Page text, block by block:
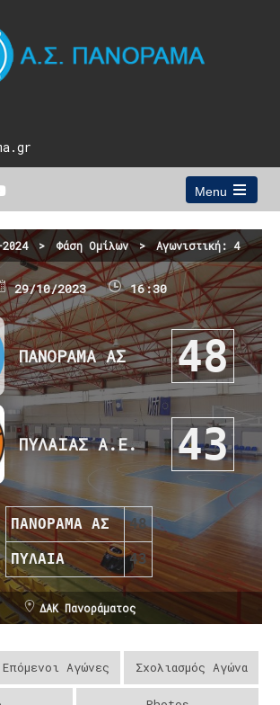
Menu
Open
main
menu
> Φάση Ομίλων > Αγωνιστική: 4
29/10/2023 16:30
ΠΑΝΟΡΑΜΑ ΑΣ 48
ΠΥΛΑΙΑΣ Α.Ε. 43
ΠΑΝΟΡΑΜΑ ΑΣ 48
ΠΥΛΑΙΑ 43
ΔΑΚ Πανοράματος
Επόμενοι Αγώνες Σχολιασμός Αγώνα